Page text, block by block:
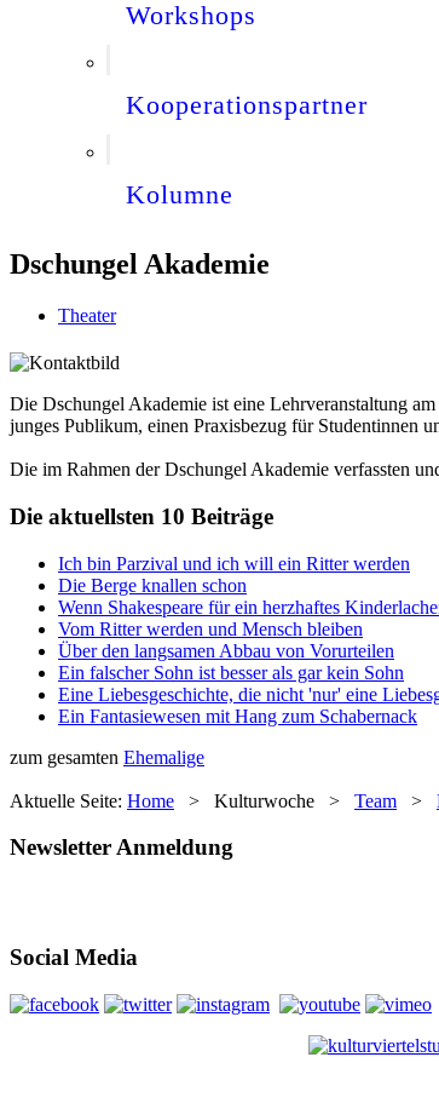
Workshops
Kooperationspartner
Kolumne
Dschungel Akademie
Theater
Die Dschungel Akademie ist eine Lehrveranstaltung
junges Publikum, einen Praxisbezug für Studentinnen
Die im Rahmen der Dschungel Akademie verfassten
Die aktuellsten 10 Beiträge
Ich bin Parzival und ich will ein Ritter werden
Die Berge knallen schon
Wenn Shakespeare für ein herzhaftes
Vom Ritter werden und Mensch bleiben
Über den langsamen Abbau von Vorurteilen
Ein falscher Sohn ist besser als gar kein Sohn
Eine Liebesgeschichte, die nicht 'nur' eine
Ein Fantasiewesen mit Hang zum Schabernack
zum gesamten Ehemalige
Aktuelle Seite: Home > Kulturwoche > Team >
Newsletter Anmeldung
Social Media